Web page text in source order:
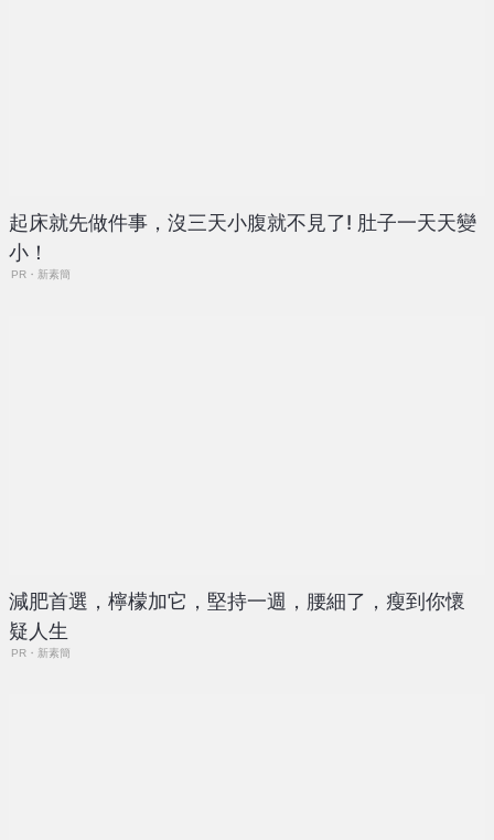
起床就先做件事，沒三天小腹就不見了! 肚子一天天變
小！
PR・新素簡
減肥首選，檸檬加它，堅持一週，腰細了，瘦到你懷
疑人生
PR・新素簡